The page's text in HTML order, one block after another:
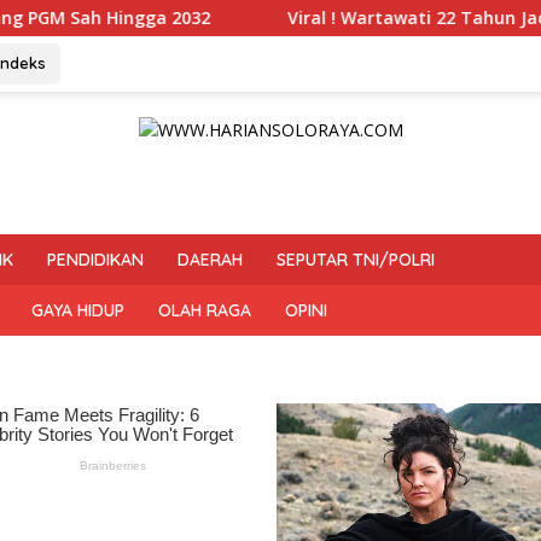
Viral ! Wartawati 22 Tahun Jadi Peserta UKW Madya
PENDIDIKAN DAERAH SEPUTAR TNI/POLRI
GAYA HIDUP OLAH RAGA OPINI